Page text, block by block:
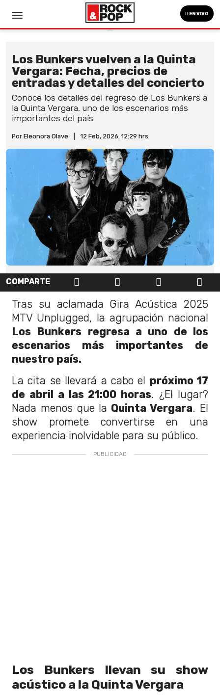
EN VIVO
Los Bunkers vuelven a la Quinta
Vergara: Fecha, precios de
entradas y detalles del concierto
Conoce los detalles del regreso de Los Bunkers a
la Quinta Vergara, uno de los escenarios más
importantes del país.
Por Eleonora Olave 12 Feb, 2026. 12:29 hrs
COMPARTE
Tras su aclamada Gira Acústica 2025
MTV Unplugged, la agrupación nacional
Los Bunkers regresa a uno de los
escenarios más importantes de
nuestro país.
La cita se llevará a cabo el próximo 17
de abril a las 21:00 horas. ¿El lugar?
Nada menos que la Quinta Vergara. El
show promete convertirse en una
experiencia inolvidable para su público.
Los Bunkers llevan su show
acústico a la Quinta Vergara